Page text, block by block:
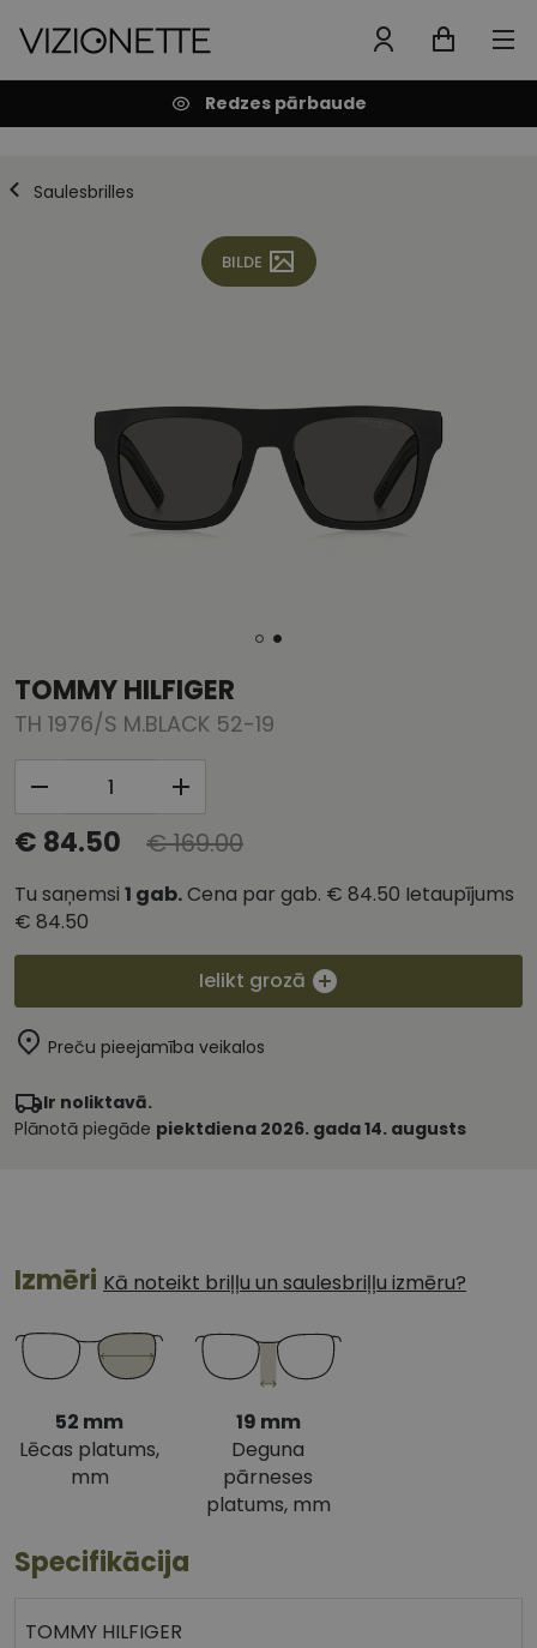
Redzes pārbaude
Saulesbrilles
BILDE
TOMMY HILFIGER
TH 1976/S M.BLACK 52-19
€ 84.50 € 169.00
Tu saņemsi 1 gab.Cena par gab. € 84.50 Ietaupījums
€ 84.50
Ielikt grozā
Preču pieejamība veikalos
Ir noliktavā.
Plānotā piegāde piektdiena 2026. gada 14. augusts
Izmēri Kā noteikt briļļu un saulesbriļļu izmēru?
52 mm
Lēcas platums,
mm
19 mm
Deguna
pārneses
platums, mm
Specifikācija
TOMMY HILFIGER